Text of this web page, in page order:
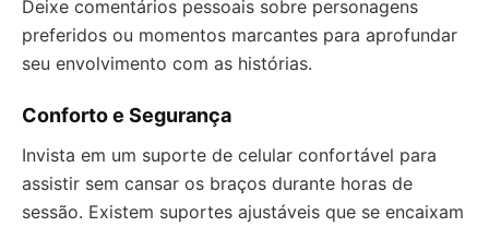
Deixe comentários pessoais sobre personagens
preferidos ou momentos marcantes para aprofundar
seu envolvimento com as histórias.
Conforto e Segurança
Invista em um suporte de celular confortável para
assistir sem cansar os braços durante horas de
sessão. Existem suportes ajustáveis que se encaixam